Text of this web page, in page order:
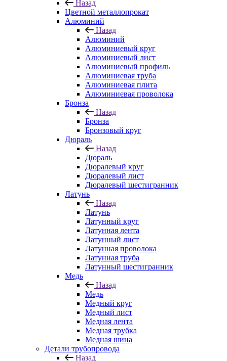
Назад
Цветной металлопрокат
Алюминий
Назад
Алюминий
Алюминиевый круг
Алюминиевый лист
Алюминиевый профиль
Алюминиевая труба
Алюминиевая плита
Алюминиевая проволока
Бронза
Назад
Бронза
Бронзовый круг
Дюраль
Назад
Дюраль
Дюралевый круг
Дюралевый лист
Дюралевый шестигранник
Латунь
Назад
Латунь
Латунный круг
Латунная лента
Латунный лист
Латунная проволока
Латунная труба
Латунный шестигранник
Медь
Назад
Медь
Медный круг
Медный лист
Медная лента
Медная трубка
Медная шина
Детали трубопровода
Назад